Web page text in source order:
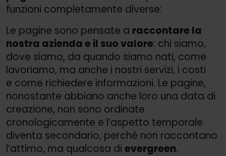
funzioni completamente diverse:
Le pagine sono pensate a raccontare la
nostra azienda e il suo valore: chi siamo,
dove siamo, da quando siamo nati, come
lavoriamo, ma anche i nostri servizi, i costi
e come richiedere informazioni. Le pagine,
nonostante abbiano anche loro una data di
creazione, non sono ordinate
cronologicamente e l’aspetto temporale
diventa secondario, perché non raccontano
l’attimo, ma qualcosa di evergreen.